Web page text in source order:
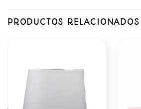
PRODUCTOS RELACIONADOS